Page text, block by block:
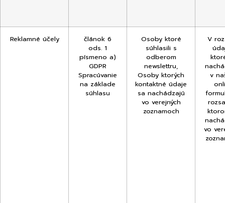
Reklamné účely
článok 6
ods. 1
písmeno a)
GDPR
Spracúvanie
na základe
súhlasu
Osoby ktoré
súhlasili s
odberom
newslettru,
Osoby ktorých
kontaktné údaje
sa nachádzajú
vo verejných
zoznamoch
V
v
vo